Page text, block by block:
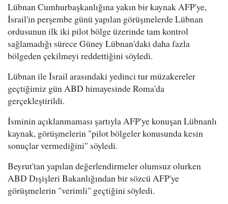
Lübnan Cumhurbaşkanlığına yakın bir kaynak AFP'ye,
İsrail'in perşembe günü yapılan görüşmelerde Lübnan
ordusunun ilk iki pilot bölge üzerinde tam kontrol
sağlamadığı sürece Güney Lübnan'daki daha fazla
bölgeden çekilmeyi reddettiğini söyledi.
Lübnan ile İsrail arasındaki yedinci tur müzakereler
geçtiğimiz gün ABD himayesinde Roma'da
gerçekleştirildi.
İsminin açıklanmaması şartıyla AFP'ye konuşan Lübnanlı
kaynak, görüşmelerin "pilot bölgeler konusunda kesin
sonuçlar vermediğini" söyledi.
Beyrut'tan yapılan değerlendirmeler olumsuz olurken
ABD Dışişleri Bakanlığından bir sözcü AFP'ye
görüşmelerin "verimli" geçtiğini söyledi.